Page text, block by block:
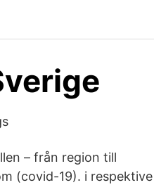
– från region till
(covid-19). i respektive